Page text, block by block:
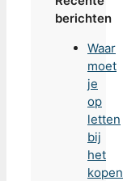
berichten
Waar
moet
je
op
letten
bij
het
kopen